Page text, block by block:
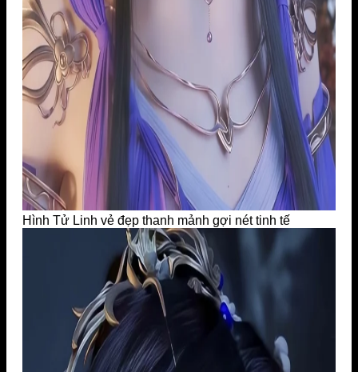
Hình Tử Linh vẻ đẹp thanh mảnh gợi nét tinh tế